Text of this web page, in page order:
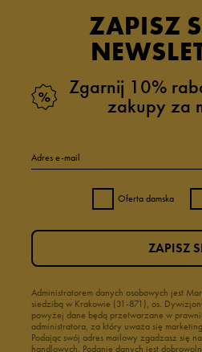
zebranych i
4
1
ZAPISZ
Zgarnij 10%
zakupy za
Adres e-mail
Oferta damska
Administratorem danych osobowych jest
siedzibą w Krakowie (31-871), os.
powyżej dane będą przetwarzane w
administratora, za który uważa się
Podając swój adres mailowy zgadzasz się
handlowych. Podanie danych jest
ZAPISZ